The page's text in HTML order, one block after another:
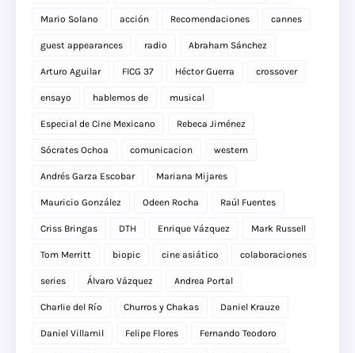
Mario Solano acción Recomendaciones cannes
guest appearances radio Abraham Sánchez
Arturo Aguilar FICG 37 Héctor Guerra crossover
ensayo hablemos de musical
Especial de Cine Mexicano Rebeca Jiménez
Sócrates Ochoa comunicacion western
Andrés Garza Escobar Mariana Mijares
Mauricio González Odeen Rocha Raúl Fuentes
Criss Bringas DTH Enrique Vázquez Mark Russell
Tom Merritt biopic cine asiático colaboraciones
series Álvaro Vázquez Andrea Portal
Charlie del Río Churros y Chakas Daniel Krauze
Daniel Villamil Felipe Flores Fernando Teodoro